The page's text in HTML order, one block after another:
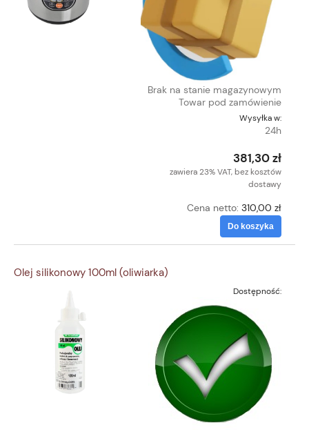
Brak na stanie magazynowym
Towar pod zamówienie
Wysyłka w:
24h
381,30 zł
zawiera 23% VAT, bez kosztów
dostawy
Cena netto: 310,00 zł
Do koszyka
Olej silikonowy 100ml (oliwiarka)
Dostępność: